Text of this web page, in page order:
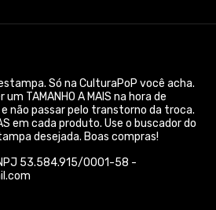
Só na CulturaPoP você acha.
TAMANHO A MAIS na hora de
não passar pelo transtorno da troca.
em cada produto. Use o buscador do
desejada. Boas compras!
53.584.915/0001-58 -